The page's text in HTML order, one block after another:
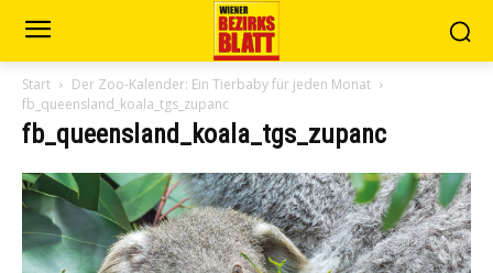
Start
Der Zoo-Kalender: Ein Tierbaby für jeden Monat
fb_queensland_koala_tgs_zupanc
fb_queensland_koala_tgs_zupanc